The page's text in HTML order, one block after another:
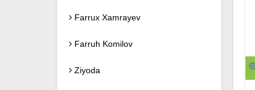
Farrux Xamrayev
Farruh Komilov
Ziyoda